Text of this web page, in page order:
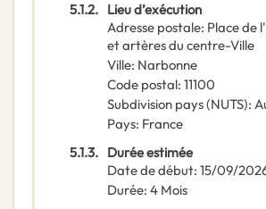
5.1.2. Lieu d’exécution
Adresse postale: Place de
et artères du centre-Ville
Ville: Narbonne
Code postal: 11100
Subdivision pays (NUTS):
Pays: France
5.1.3. Durée estimée
Date de début: 15/09/
Durée: 4 Mois